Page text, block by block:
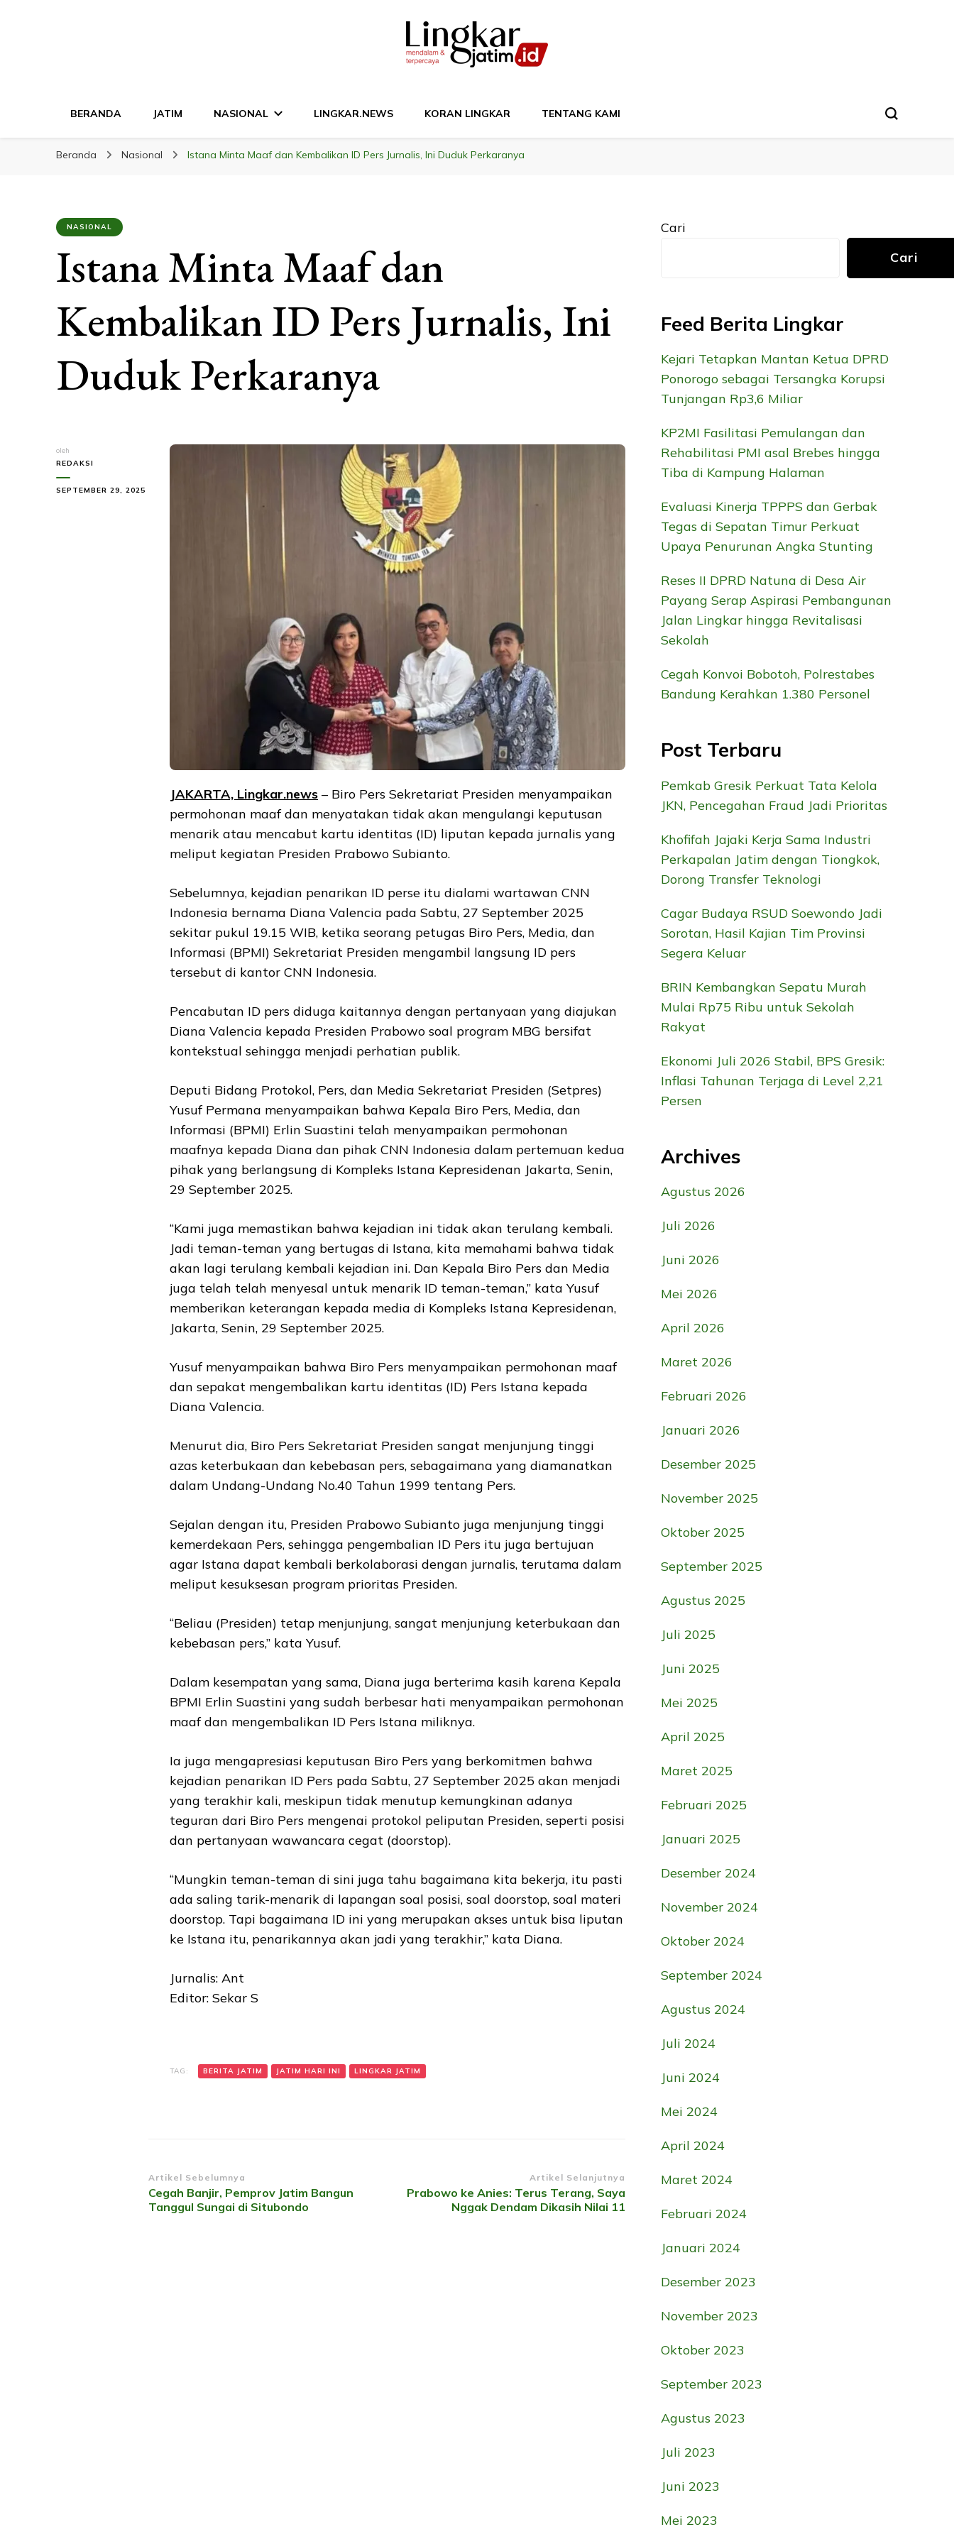
BERANDA JATIM NASIONAL LINGKAR.NEWS KORAN LINGKAR TENTANG KAMI
Beranda Nasional Istana Minta Maaf dan Kembalikan ID Pers Jurnalis, Ini Duduk Perkaranya
NASIONAL
Istana Minta Maaf dan
Kembalikan ID Pers Jurnalis, Ini
Duduk Perkaranya
oleh
REDAKSI
SEPTEMBER 29, 2025
JAKARTA, Lingkar.news – Biro Pers Sekretariat Presiden menyampaikan
permohonan maaf dan menyatakan tidak akan mengulangi keputusan
menarik atau mencabut kartu identitas (ID) liputan kepada jurnalis yang
meliput kegiatan Presiden Prabowo Subianto.
Sebelumnya, kejadian penarikan ID perse itu dialami wartawan CNN
Indonesia bernama Diana Valencia pada Sabtu, 27 September 2025
sekitar pukul 19.15 WIB, ketika seorang petugas Biro Pers, Media, dan
Informasi (BPMI) Sekretariat Presiden mengambil langsung ID pers
tersebut di kantor CNN Indonesia.
Pencabutan ID pers diduga kaitannya dengan pertanyaan yang diajukan
Diana Valencia kepada Presiden Prabowo soal program MBG bersifat
kontekstual sehingga menjadi perhatian publik.
Deputi Bidang Protokol, Pers, dan Media Sekretariat Presiden (Setpres)
Yusuf Permana menyampaikan bahwa Kepala Biro Pers, Media, dan
Informasi (BPMI) Erlin Suastini telah menyampaikan permohonan
maafnya kepada Diana dan pihak CNN Indonesia dalam pertemuan kedua
pihak yang berlangsung di Kompleks Istana Kepresidenan Jakarta, Senin,
29 September 2025.
“Kami juga memastikan bahwa kejadian ini tidak akan terulang kembali.
Jadi teman-teman yang bertugas di Istana, kita memahami bahwa tidak
akan lagi terulang kembali kejadian ini. Dan Kepala Biro Pers dan Media
juga telah telah menyesal untuk menarik ID teman-teman,” kata Yusuf
memberikan keterangan kepada media di Kompleks Istana Kepresidenan,
Jakarta, Senin, 29 September 2025.
Yusuf menyampaikan bahwa Biro Pers menyampaikan permohonan maaf
dan sepakat mengembalikan kartu identitas (ID) Pers Istana kepada
Diana Valencia.
Menurut dia, Biro Pers Sekretariat Presiden sangat menjunjung tinggi
azas keterbukaan dan kebebasan pers, sebagaimana yang diamanatkan
dalam Undang-Undang No.40 Tahun 1999 tentang Pers.
Sejalan dengan itu, Presiden Prabowo Subianto juga menjunjung tinggi
kemerdekaan Pers, sehingga pengembalian ID Pers itu juga bertujuan
agar Istana dapat kembali berkolaborasi dengan jurnalis, terutama dalam
meliput kesuksesan program prioritas Presiden.
“Beliau (Presiden) tetap menjunjung, sangat menjunjung keterbukaan dan
kebebasan pers,” kata Yusuf.
Dalam kesempatan yang sama, Diana juga berterima kasih karena Kepala
BPMI Erlin Suastini yang sudah berbesar hati menyampaikan permohonan
maaf dan mengembalikan ID Pers Istana miliknya.
Ia juga mengapresiasi keputusan Biro Pers yang berkomitmen bahwa
kejadian penarikan ID Pers pada Sabtu, 27 September 2025 akan menjadi
yang terakhir kali, meskipun tidak menutup kemungkinan adanya
teguran dari Biro Pers mengenai protokol peliputan Presiden, seperti posisi
dan pertanyaan wawancara cegat (doorstop).
“Mungkin teman-teman di sini juga tahu bagaimana kita bekerja, itu pasti
ada saling tarik-menarik di lapangan soal posisi, soal doorstop, soal materi
doorstop. Tapi bagaimana ID ini yang merupakan akses untuk bisa liputan
ke Istana itu, penarikannya akan jadi yang terakhir,” kata Diana.
Jurnalis: Ant
Editor: Sekar S
TAG: BERITA JATIM JATIM HARI INI LINGKAR JATIM
Navigasi
Artikel
Artikel Sebelumnya
Cegah Banjir, Pemprov Jatim Bangun
Tanggul Sungai di Situbondo
Artikel Selanjutnya
Prabowo ke Anies: Terus Terang, Saya
Nggak Dendam Dikasih Nilai 11
Cari
Cari
Feed Berita Lingkar
Kejari Tetapkan Mantan Ketua DPRD
Ponorogo sebagai Tersangka Korupsi
Tunjangan Rp3,6 Miliar
KP2MI Fasilitasi Pemulangan dan
Rehabilitasi PMI asal Brebes hingga
Tiba di Kampung Halaman
Evaluasi Kinerja TPPPS dan Gerbak
Tegas di Sepatan Timur Perkuat
Upaya Penurunan Angka Stunting
Reses II DPRD Natuna di Desa Air
Payang Serap Aspirasi Pembangunan
Jalan Lingkar hingga Revitalisasi
Sekolah
Cegah Konvoi Bobotoh, Polrestabes
Bandung Kerahkan 1.380 Personel
Post Terbaru
Pemkab Gresik Perkuat Tata Kelola
JKN, Pencegahan Fraud Jadi Prioritas
Khofifah Jajaki Kerja Sama Industri
Perkapalan Jatim dengan Tiongkok,
Dorong Transfer Teknologi
Cagar Budaya RSUD Soewondo Jadi
Sorotan, Hasil Kajian Tim Provinsi
Segera Keluar
BRIN Kembangkan Sepatu Murah
Mulai Rp75 Ribu untuk Sekolah
Rakyat
Ekonomi Juli 2026 Stabil, BPS Gresik:
Inflasi Tahunan Terjaga di Level 2,21
Persen
Archives
Agustus 2026
Juli 2026
Juni 2026
Mei 2026
April 2026
Maret 2026
Februari 2026
Januari 2026
Desember 2025
November 2025
Oktober 2025
September 2025
Agustus 2025
Juli 2025
Juni 2025
Mei 2025
April 2025
Maret 2025
Februari 2025
Januari 2025
Desember 2024
November 2024
Oktober 2024
September 2024
Agustus 2024
Juli 2024
Juni 2024
Mei 2024
April 2024
Maret 2024
Februari 2024
Januari 2024
Desember 2023
November 2023
Oktober 2023
September 2023
Agustus 2023
Juli 2023
Juni 2023
Mei 2023